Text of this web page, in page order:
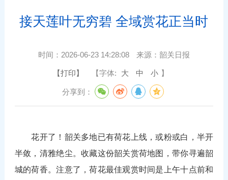
接天莲叶无穷碧 全域赏花正当时
时间： 2026-06-23 14:28:08 来源： 韶关日报
【打印】 【字体: 大 中 小 】
分享到：
花开了！韶关多地已有荷花上线，或粉或白，半开
半敛，清雅绝尘。收藏这份韶关赏荷地图，带你寻遍韶
城的荷香。注意了，荷花最佳观赏时间是上午十点前和